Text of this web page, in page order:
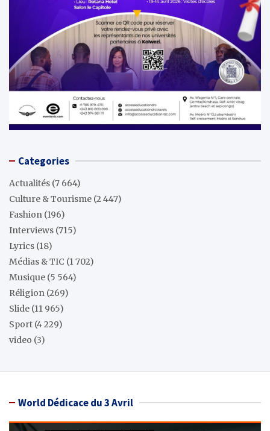
Categories
Actualités (7 664)
Culture & Tourisme (2 447)
Fashion (196)
Interviews (715)
Lyrics (18)
Médias & TIC (1 702)
Musique (5 564)
Réligion (269)
Slide (11 965)
Sport (4 229)
video (3)
World Dédicace du 3 Avril